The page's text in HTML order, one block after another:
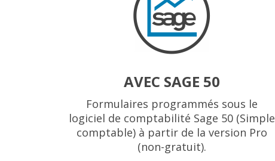
AVEC SAGE 50
Formulaires programmés sous le
logiciel de comptabilité Sage 50 (Simple
comptable) à partir de la version Pro
(non-gratuit).